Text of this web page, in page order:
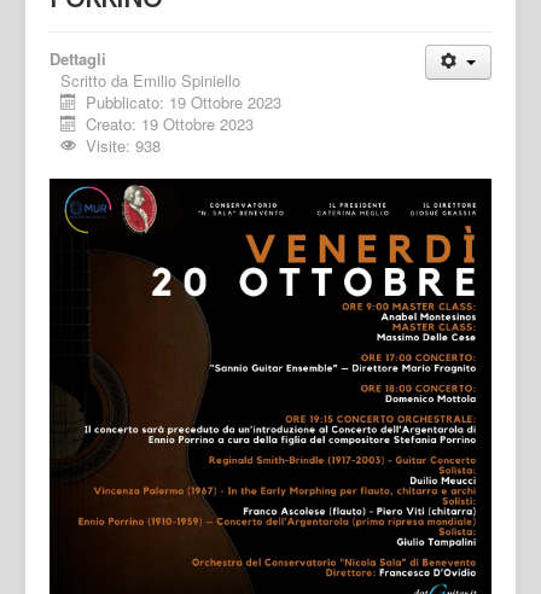
Dettagli
Scritto da Emilio Spiniello
Pubblicato: 19 Ottobre 2023
Creato: 19 Ottobre 2023
Visite: 938